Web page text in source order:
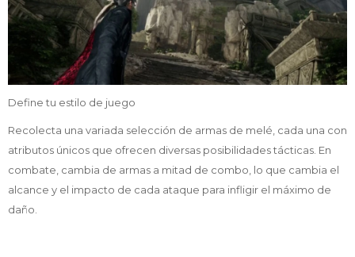
Define tu estilo de juego
Recolecta una variada selección de armas de melé, cada una con
atributos únicos que ofrecen diversas posibilidades tácticas. En
combate, cambia de armas a mitad de combo, lo que cambia el
alcance y el impacto de cada ataque para infligir el máximo de
daño.